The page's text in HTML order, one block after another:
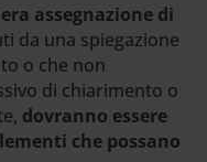
assegnazione di
da una spiegazione
o che non
di chiarimento o
dovranno essere
che possano